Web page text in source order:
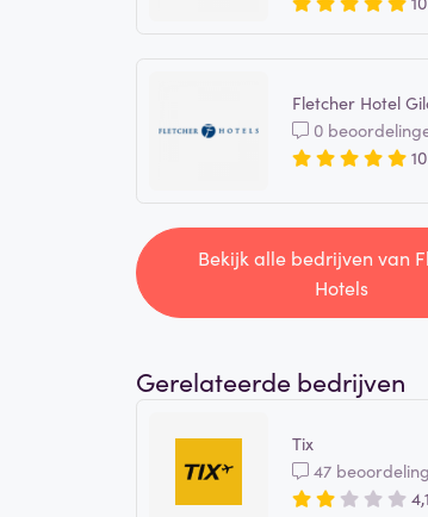
Fletcher Hotel
0
10
Bekijk alle bedrijven van
Hotels
Gerelateerde bedrijven
Tix
47
4,1